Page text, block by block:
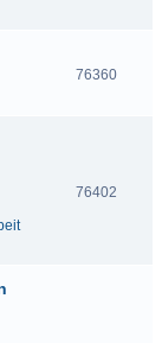
76360
76402